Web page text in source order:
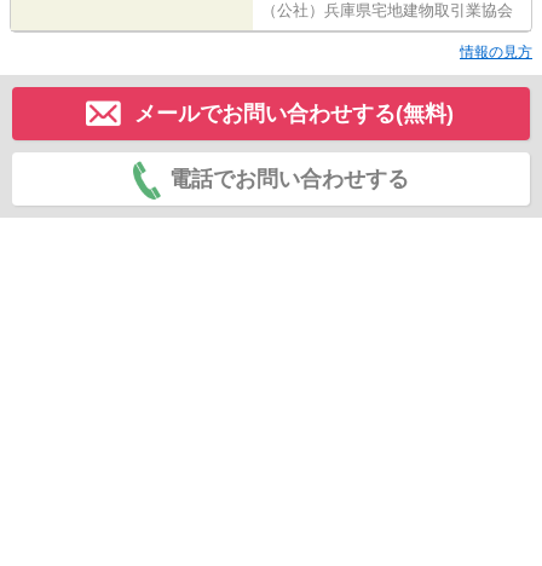
（公社）兵庫県宅地建物取引業協会
情報の見方
メールでお問い合わせする(無料)
電話でお問い合わせする